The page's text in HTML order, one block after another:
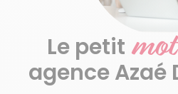
Le petit mot
agence Azaé